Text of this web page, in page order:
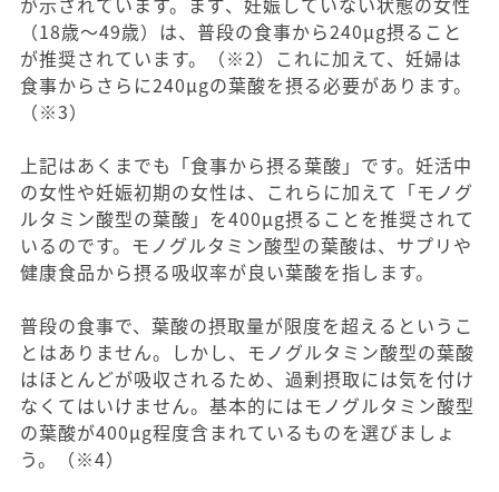
（18歳〜49歳）は、普段の食事から240μg摂ること
が推奨されています。（※2）これに加えて、妊婦は
食事からさらに240μgの葉酸を摂る必要があります。
（※3）
上記はあくまでも「食事から摂る葉酸」です。妊活中
の女性や妊娠初期の女性は、これらに加えて「モノグ
ルタミン酸型の葉酸」を400μg摂ることを推奨されて
いるのです。モノグルタミン酸型の葉酸は、サプリや
健康食品から摂る吸収率が良い葉酸を指します。
普段の食事で、葉酸の摂取量が限度を超えるというこ
とはありません。しかし、モノグルタミン酸型の葉酸
はほとんどが吸収されるため、過剰摂取には気を付け
なくてはいけません。基本的にはモノグルタミン酸型
の葉酸が400μg程度含まれているものを選びましょ
う。（※4）